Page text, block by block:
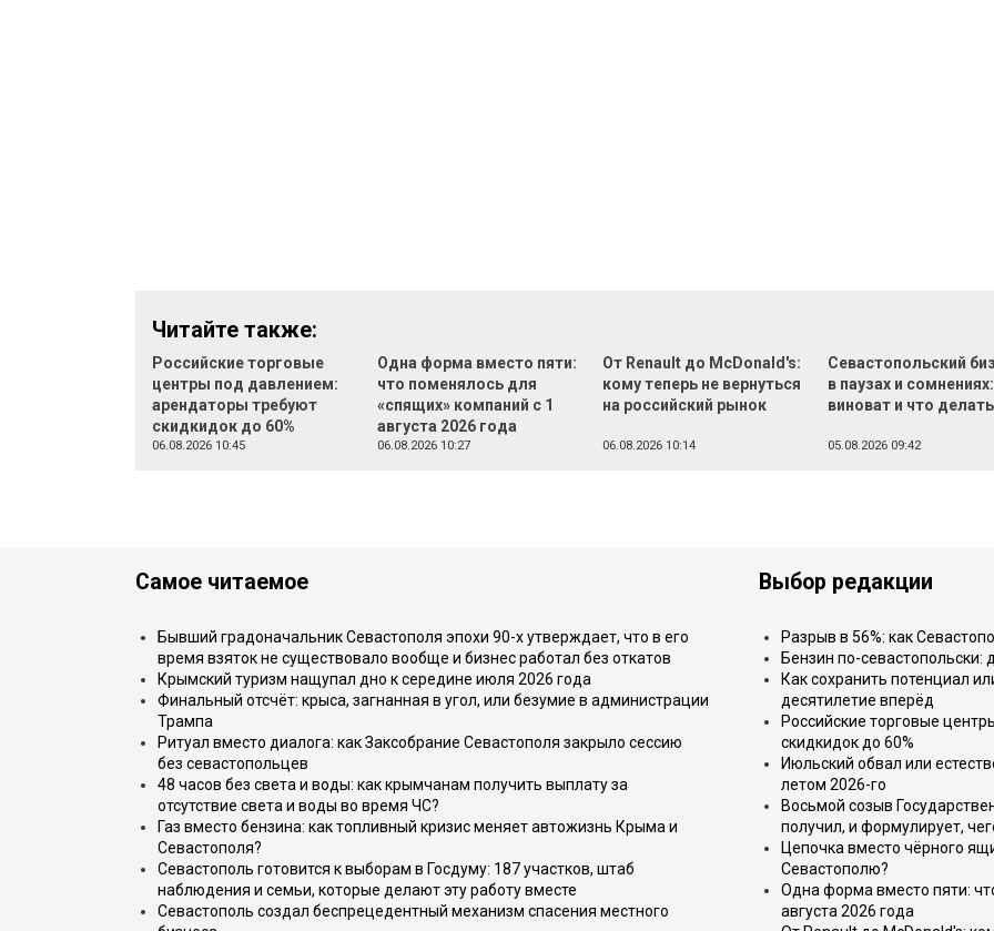
Читайте также:
Российские торговые
центры под давлением:
арендаторы требуют
скидкидок до 60%
06.08.2026 10:45
Одна форма вместо пяти:
что поменялось для
«спящих» компаний с 1
августа 2026 года
06.08.2026 10:27
От Renault до McDonald's:
кому теперь не вернуться
на российский рынок
06.08.2026 10:14
Севастопольский
в паузах и
виноват и что
05.08.2026 09:42
Самое читаемое
Бывший градоначальник Севастополя эпохи 90-х утверждает, что в его
время взяток не существовало вообще и бизнес работал без откатов
Крымский туризм нащупал дно к середине июля 2026 года
Финальный отсчёт: крыса, загнанная в угол, или безумие в администрации
Трампа
Ритуал вместо диалога: как Заксобрание Севастополя закрыло сессию
без севастопольцев
48 часов без света и воды: как крымчанам получить выплату за
отсутствие света и воды во время ЧС?
Газ вместо бензина: как топливный кризис меняет автожизнь Крыма и
Севастополя?
Севастополь готовится к выборам в Госдуму: 187 участков, штаб
наблюдения и семьи, которые делают эту работу вместе
Севастополь создал беспрецедентный механизм спасения местного
Выбор редакции
Разрыв в 56%: как
Бензин по-севастопольски:
Как сохранить потенциал
десятилетие вперёд
Российские торговые
скидкидок до 60%
Июльский обвал или
летом 2026-го
Восьмой созыв
получил, и формулирует,
Цепочка вместо чёрного
Севастополю?
Одна форма вместо пяти:
августа 2026 года